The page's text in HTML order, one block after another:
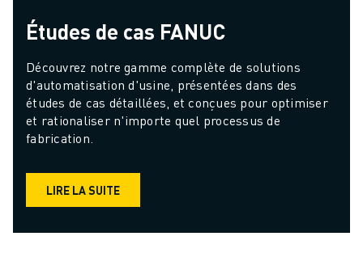
Études de cas FANUC
Découvrez notre gamme complète de solutions
d'automatisation d'usine, présentées dans des
études de cas détaillées, et conçues pour optimiser
et rationaliser n'importe quel processus de
fabrication.
LIRE LA SUITE